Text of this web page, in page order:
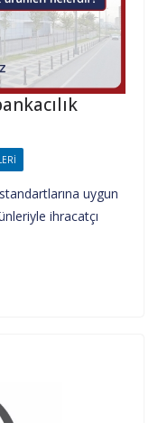
uygun
ihracatçı